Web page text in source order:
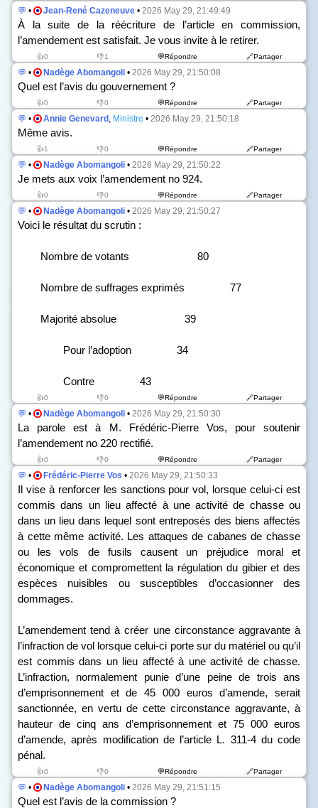
💬 • Jean-René Cazeneuve • 2026 May 29, 21:49:49
À la suite de la réécriture de l’article en commission,
l’amendement est satisfait. Je vous invite à le retirer.
👍0 👎1 💬Répondre 🔗Partager
💬 • Nadège Abomangoli • 2026 May 29, 21:50:08
Quel est l’avis du gouvernement ?
👍0 👎0 💬Répondre 🔗Partager
💬 • Annie Genevard , Ministre • 2026 May 29, 21:50:18
Même avis.
👍1 👎0 💬Répondre 🔗Partager
💬 • Nadège Abomangoli • 2026 May 29, 21:50:22
Je mets aux voix l’amendement no 924.
👍0 👎0 💬Répondre 🔗Partager
💬 • Nadège Abomangoli • 2026 May 29, 21:50:27
Voici le résultat du scrutin :
Nombre de votants 80
Nombre de suffrages exprimés 77
Majorité absolue 39
Pour l’adoption 34
Contre 43
👍0 👎0 💬Répondre 🔗Partager
💬 • Nadège Abomangoli • 2026 May 29, 21:50:30
La parole est à M. Frédéric-Pierre Vos, pour soutenir
l’amendement no 220 rectifié.
👍0 👎0 💬Répondre 🔗Partager
💬 • Frédéric-Pierre Vos • 2026 May 29, 21:50:33
Il vise à renforcer les sanctions pour vol, lorsque celui-ci est
commis dans un lieu affecté à une activité de chasse ou
dans un lieu dans lequel sont entreposés des biens affectés
à cette même activité. Les attaques de cabanes de chasse
ou les vols de fusils causent un préjudice moral et
économique et compromettent la régulation du gibier et des
espèces nuisibles ou susceptibles d’occasionner des
dommages.
L’amendement tend à créer une circonstance aggravante à
l’infraction de vol lorsque celui-ci porte sur du matériel ou qu’il
est commis dans un lieu affecté à une activité de chasse.
L’infraction, normalement punie d’une peine de trois ans
d’emprisonnement et de 45 000 euros d’amende, serait
sanctionnée, en vertu de cette circonstance aggravante, à
hauteur de cinq ans d’emprisonnement et 75 000 euros
d’amende, après modification de l’article L. 311-4 du code
pénal.
👍0 👎0 💬Répondre 🔗Partager
💬 • Nadège Abomangoli • 2026 May 29, 21:51:15
Quel est l’avis de la commission ?